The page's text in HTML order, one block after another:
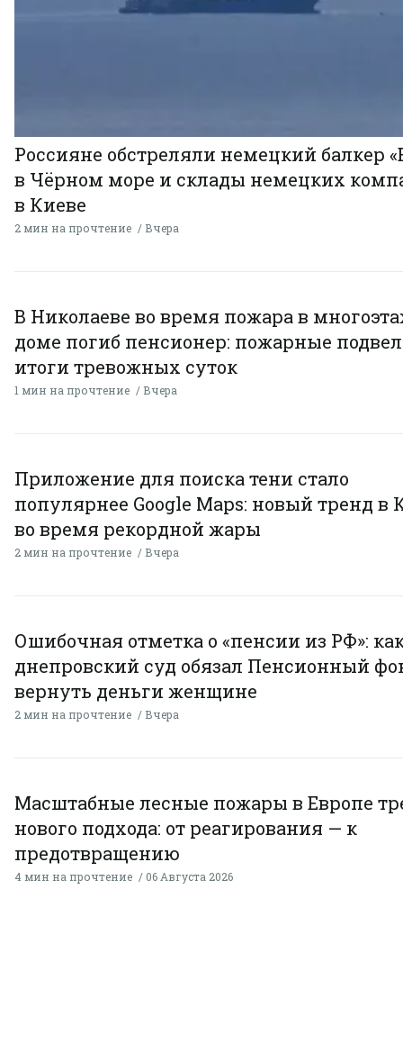
Россияне обстреляли немецкий балкер
в Чёрном море и склады немецких
в Киеве
2 мин на прочтение Вчера
В Николаеве во время пожара в
доме погиб пенсионер: пожарные
итоги тревожных суток
1 мин на прочтение Вчера
Приложение для поиска тени стало
популярнее Google Maps: новый тренд в
во время рекордной жары
2 мин на прочтение Вчера
Ошибочная отметка о «пенсии из РФ»:
днепровский суд обязал Пенсионный
вернуть деньги женщине
2 мин на прочтение Вчера
Масштабные лесные пожары в Европе
нового подхода: от реагирования — к
предотвращению
4 мин на прочтение 06 Августа 2026